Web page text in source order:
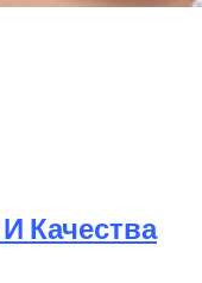
Лица:
Отзывы О
Качества